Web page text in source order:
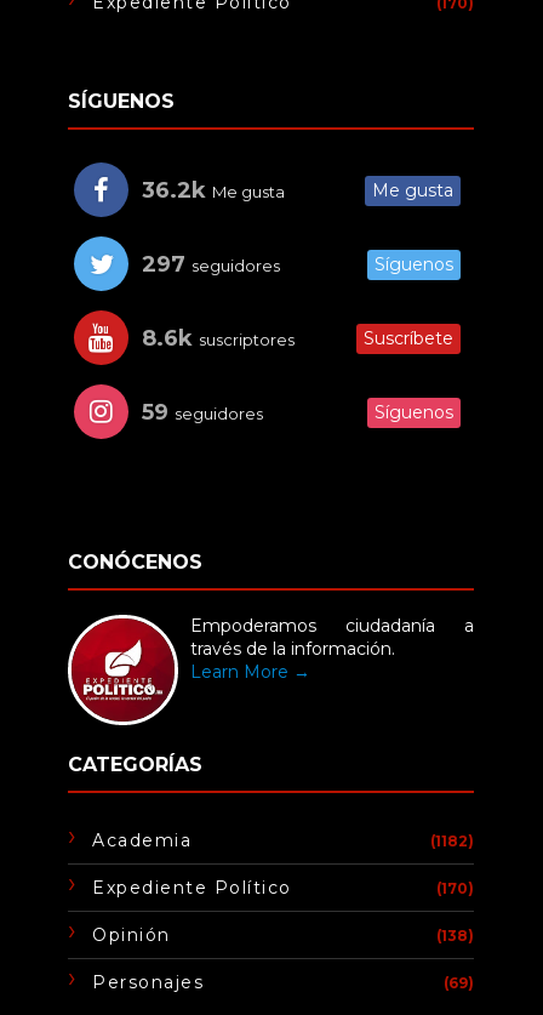
SÍGUENOS
36.2k Me gusta Me gusta
297 seguidores Síguenos
8.6k suscriptores Suscríbete
59 seguidores Síguenos
CONÓCENOS
Empoderamos ciudadanía a
través de la información.
Learn More →
CATEGORÍAS
Academia (1182)
Expediente Político (170)
Opinión (138)
Personajes (69)